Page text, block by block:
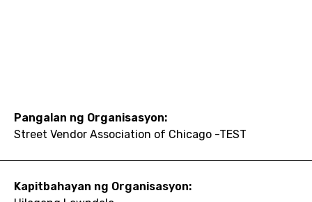
Pangalan ng Organisasyon:
Street Vendor Association of Chicago -TEST
Kapitbahayan ng Organisasyon: